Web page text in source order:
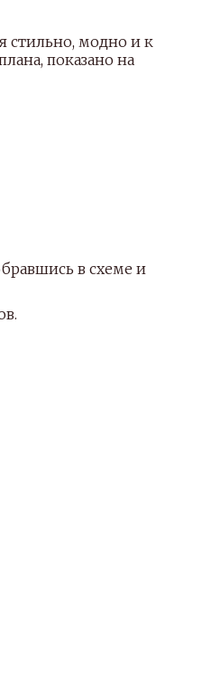
стильно, модно и к
показано на
в схеме и